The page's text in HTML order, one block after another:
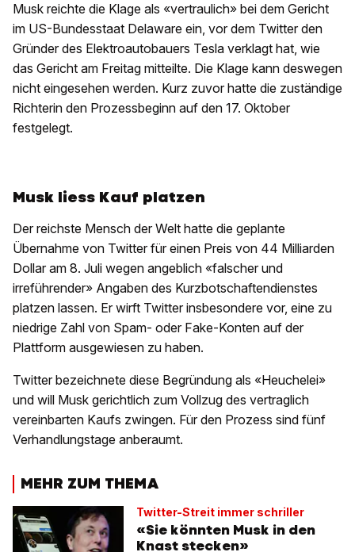
Musk reichte die Klage als «vertraulich» bei dem Gericht
im US-Bundesstaat Delaware ein, vor dem Twitter den
Gründer des Elektroautobauers Tesla verklagt hat, wie
das Gericht am Freitag mitteilte. Die Klage kann deswegen
nicht eingesehen werden. Kurz zuvor hatte die zuständige
Richterin den Prozessbeginn auf den 17. Oktober
festgelegt.
Musk liess Kauf platzen
Der reichste Mensch der Welt hatte die geplante
Übernahme von Twitter für einen Preis von 44 Milliarden
Dollar am 8. Juli wegen angeblich «falscher und
irreführender» Angaben des Kurzbotschaftendienstes
platzen lassen. Er wirft Twitter insbesondere vor, eine zu
niedrige Zahl von Spam- oder Fake-Konten auf der
Plattform ausgewiesen zu haben.
Twitter bezeichnete diese Begründung als «Heuchelei»
und will Musk gerichtlich zum Vollzug des vertraglich
vereinbarten Kaufs zwingen. Für den Prozess sind fünf
Verhandlungstage anberaumt.
MEHR ZUM THEMA
Twitter-Streit immer schriller
«Sie könnten Musk in den
Knast stecken»